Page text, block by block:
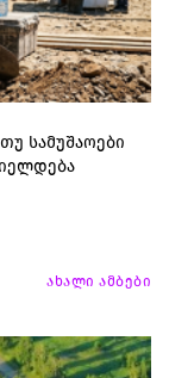
სამუშაოები
ახალი ამბები